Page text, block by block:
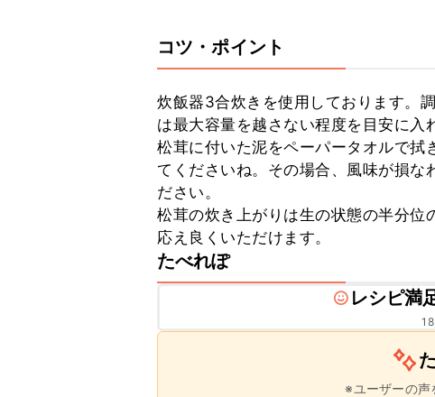
コツ・ポイント
炊飯器3合炊きを使用しております。
は最大容量を越さない程度を目安に入
松茸に付いた泥をペーパータオルで拭
てくださいね。その場合、風味が損な
ださい。
松茸の炊き上がりは生の状態の半分位
応え良くいただけます。
たべれぽ
レシピ満
※ユーザーの声